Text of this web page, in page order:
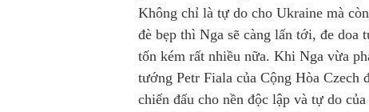
Không chỉ là tự do cho Ukraine mà
đè bẹp thì Nga sẽ càng lấn tới, đe doa
tốn kém rất nhiều nữa. Khi Nga vừa
tướng Petr Fiala của Cộng Hòa Czech
chiến đấu cho nền độc lập và tự do